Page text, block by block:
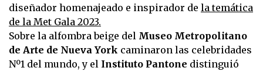
diseñador homenajeado e inspirador de la temática
de la Met Gala 2023.
Sobre la alfombra beige del Museo Metropolitano
de Arte de Nueva York caminaron las celebridades
Nº1 del mundo, y el Instituto Pantone distinguió